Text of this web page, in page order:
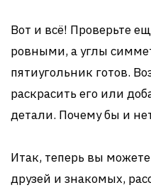
Вот и всё! Проверьте
ровными, а углы
пятиугольник готов.
раскрасить его или
детали. Почему бы и
Итак, теперь вы
друзей и знакомых,